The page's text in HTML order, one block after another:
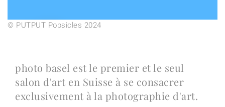
© PUTPUT Popsicles 2024
photo basel est le premier et le seul
salon d'art en Suisse à se consacrer
exclusivement à la photographie d'art.